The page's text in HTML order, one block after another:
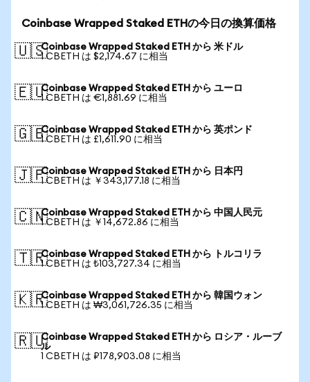
Coinbase Wrapped Staked ETHの今日の換算価格
🇺🇸Coinbase Wrapped Staked ETH から 米ドル
1 CBETH は $2,174.67 に相当
🇪🇺Coinbase Wrapped Staked ETH から ユーロ
1 CBETH は €1,881.69 に相当
🇬🇧Coinbase Wrapped Staked ETH から 英ポンド
1 CBETH は £1,611.90 に相当
🇯🇵Coinbase Wrapped Staked ETH から 日本円
1 CBETH は ￥343,177.18 に相当
🇨🇳Coinbase Wrapped Staked ETH から 中国人民元
1 CBETH は ￥14,672.86 に相当
🇹🇷Coinbase Wrapped Staked ETH から トルコリラ
1 CBETH は ₺103,727.34 に相当
🇰🇷Coinbase Wrapped Staked ETH から 韓国ウォン
1 CBETH は ₩3,061,726.35 に相当
🇷🇺Coinbase Wrapped Staked ETH から ロシア・ルーブ
ル
1 CBETH は ₽178,903.08 に相当